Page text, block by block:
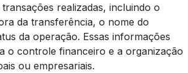
realizadas, incluindo o
da transferência, o nome do
da operação. Essas informações
o controle financeiro e a organização
ou empresariais.